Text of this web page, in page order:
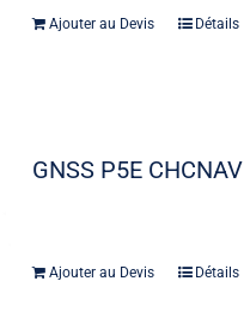
Ajouter au Devis Détails
GNSS P5E CHCNAV
Ajouter au Devis Détails